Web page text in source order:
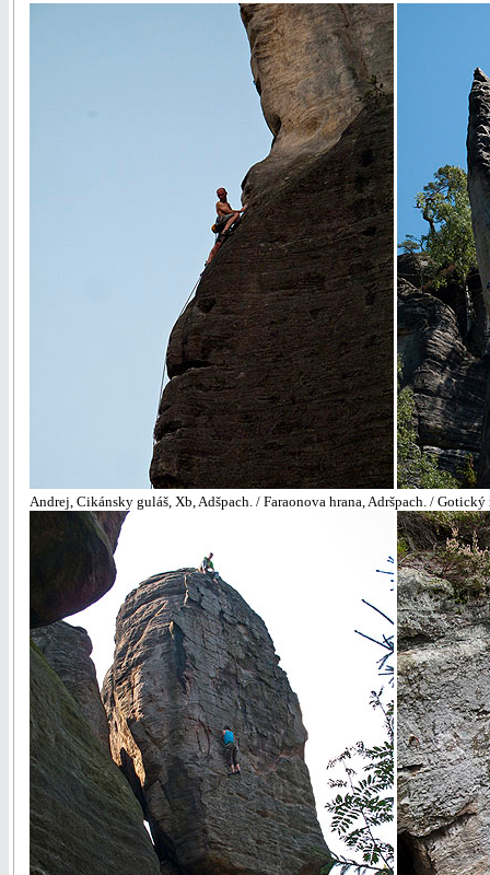
Andrej, Cikánsky guláš, Xb, Adšpach. / Faraonova hrana, Adršpach. /